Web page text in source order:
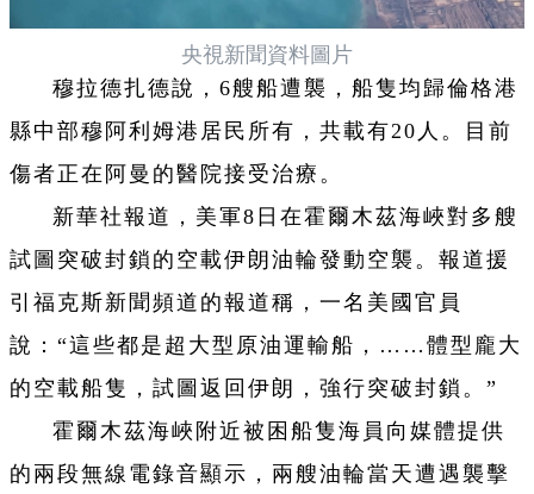
央視新聞資料圖片
穆拉德扎德說，6艘船遭襲，船隻均歸倫格港
縣中部穆阿利姆港居民所有，共載有20人。目前
傷者正在阿曼的醫院接受治療。
新華社報道，美軍8日在霍爾木茲海峽對多艘
試圖突破封鎖的空載伊朗油輪發動空襲。報道援
引福克斯新聞頻道的報道稱，一名美國官員
說：“這些都是超大型原油運輸船，……體型龐大
的空載船隻，試圖返回伊朗，強行突破封鎖。”
霍爾木茲海峽附近被困船隻海員向媒體提供
的兩段無線電錄音顯示，兩艘油輪當天遭遇襲擊